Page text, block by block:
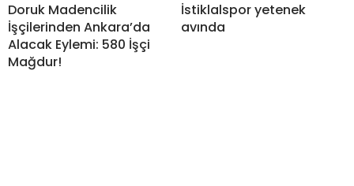
Doruk Madencilik
İşçilerinden Ankara’da
Alacak Eylemi: 580 İşçi
Mağdur!
İstiklalspor yetenek
avında